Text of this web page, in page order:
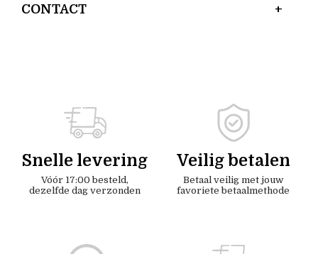
CONTACT
Snelle levering
Vóór 17:00 besteld,
dezelfde dag verzonden
Veilig betalen
Betaal veilig met jouw
favoriete betaalmethode